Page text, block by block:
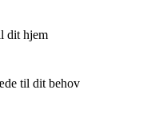
dit hjem
til dit behov